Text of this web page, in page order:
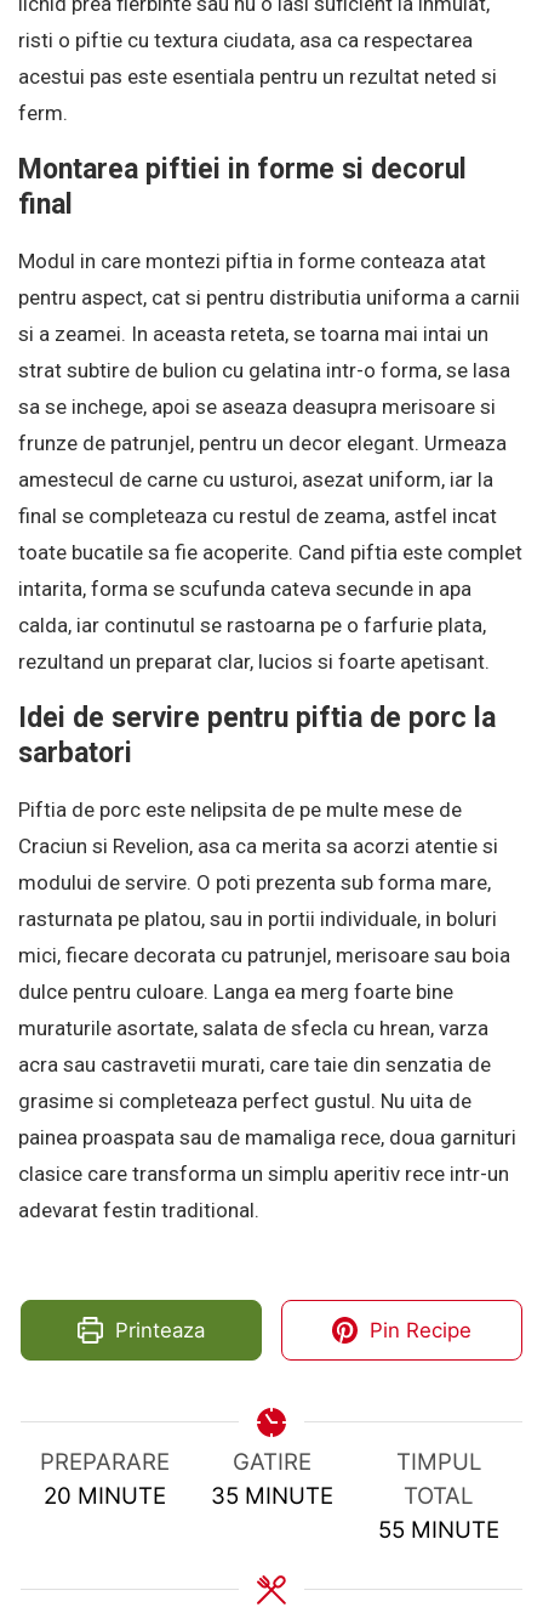
risti o piftie cu textura ciudata, asa ca respectarea
acestui pas este esentiala pentru un rezultat neted si
ferm.
Montarea piftiei in forme si decorul
final
Modul in care montezi piftia in forme conteaza atat
pentru aspect, cat si pentru distributia uniforma a carnii
si a zeamei. In aceasta reteta, se toarna mai intai un
strat subtire de bulion cu gelatina intr-o forma, se lasa
sa se inchege, apoi se aseaza deasupra merisoare si
frunze de patrunjel, pentru un decor elegant. Urmeaza
amestecul de carne cu usturoi, asezat uniform, iar la
final se completeaza cu restul de zeama, astfel incat
toate bucatile sa fie acoperite. Cand piftia este complet
intarita, forma se scufunda cateva secunde in apa
calda, iar continutul se rastoarna pe o farfurie plata,
rezultand un preparat clar, lucios si foarte apetisant.
Idei de servire pentru piftia de porc la
sarbatori
Piftia de porc este nelipsita de pe multe mese de
Craciun si Revelion, asa ca merita sa acorzi atentie si
modului de servire. O poti prezenta sub forma mare,
rasturnata pe platou, sau in portii individuale, in boluri
mici, fiecare decorata cu patrunjel, merisoare sau boia
dulce pentru culoare. Langa ea merg foarte bine
muraturile asortate, salata de sfecla cu hrean, varza
acra sau castravetii murati, care taie din senzatia de
grasime si completeaza perfect gustul. Nu uita de
painea proaspata sau de mamaliga rece, doua garnituri
clasice care transforma un simplu aperitiv rece intr-un
adevarat festin traditional.
Printeaza Pin Recipe
PREPARARE
20MINUTES
MINUTE
GATIRE
35MINUTES
MINUTE
TIMPUL
TOTAL
55 MINUTES
MINUTE